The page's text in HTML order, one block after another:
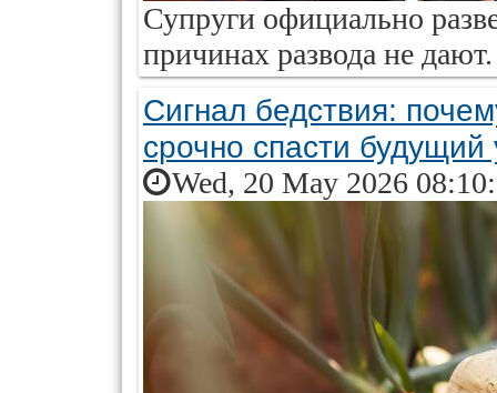
Супруги официально
причинах развода не дают.
Сигнал бедствия:
срочно спасти
Wed, 20 May 2026